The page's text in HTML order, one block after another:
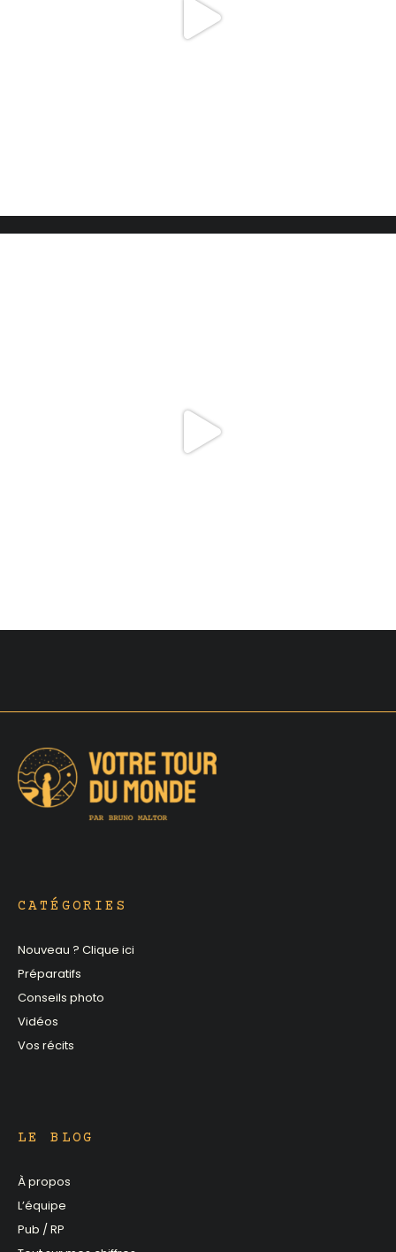
CATÉGORIES
Nouveau ? Clique ici
Préparatifs
Conseils photo
Vidéos
Vos récits
LE BLOG
À propos
L’équipe
Pub / RP